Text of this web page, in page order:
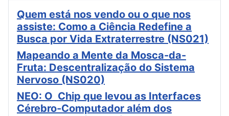
Quem está nos vendo ou o que nos
assiste: Como a Ciência Redefine a
Busca por Vida Extraterrestre (NS021)
Mapeando a Mente da Mosca-da-
Fruta: Descentralização do Sistema
Nervoso (NS020)
NEO: O Chip que levou as Interfaces
Cérebro-Computador além dos